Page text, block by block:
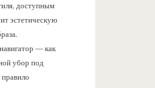
доступным
эстетическую
— как
убор под
правило